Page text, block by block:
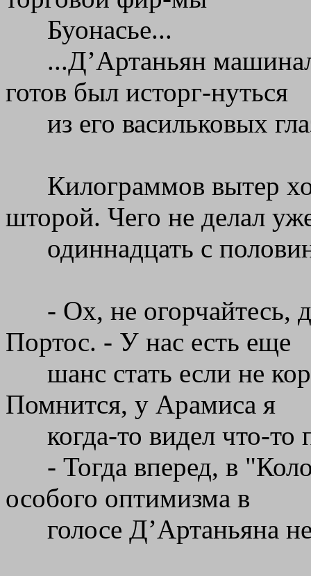
Буонасье...
...Д’Артаньян
готов был исторг-нуться
из его васильковых
Килограммов вытер
шторой. Чего не делал
одиннадцать с
- Ох, не огорчайтесь,
Портос. - У нас есть еще
шанс стать если не
Помнится, у Арамиса я
когда-то видел что-
- Тогда вперед, в
особого оптимизма в
голосе Д’Артаньяна